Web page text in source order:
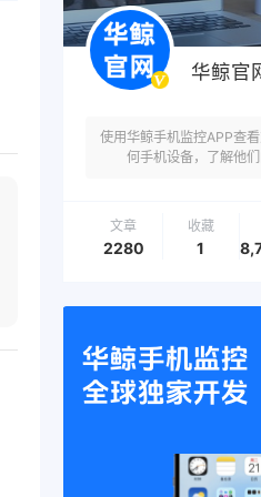
华鲸官
使用华鲸手机监控APP查
何手机设备，了解他们
文章
2280
收藏
1